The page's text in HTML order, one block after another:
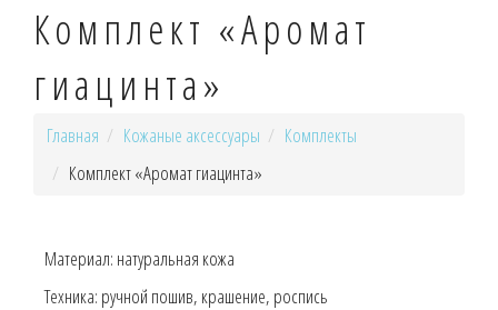
Комплект «Аромат
гиацинта»
Главная Кожаные аксессуары
Комплекты
Комплект «Аромат гиацинта»
Материал: натуральная кожа
Техника: ручной пошив, крашение, роспись